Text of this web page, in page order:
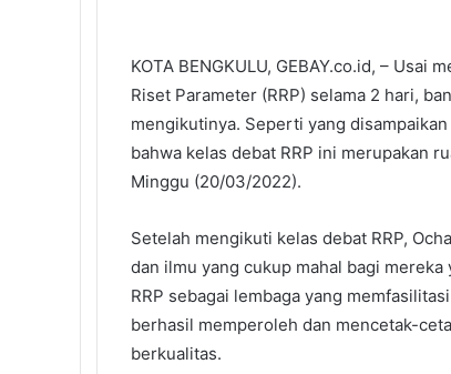
KOTA BENGKULU, GEBAY.co.id, –
Riset Parameter (RRP) selama 2 hari,
mengikutinya. Seperti yang
bahwa kelas debat RRP ini merupakan
Minggu (20/03/2022).
Setelah mengikuti kelas debat RRP,
dan ilmu yang cukup mahal bagi
RRP sebagai lembaga yang
berhasil memperoleh dan mencetak-
berkualitas.